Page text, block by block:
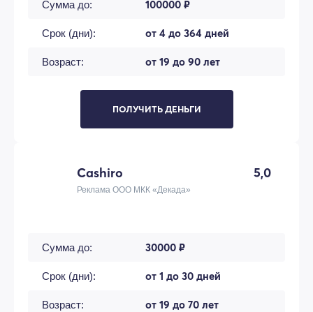
Сумма до: 100000 ₽
Срок (дни): от 4 до 364 дней
Возраст: от 19 до 90 лет
ПОЛУЧИТЬ ДЕНЬГИ
Cashiro 5,0
Реклама ООО МКК «Декада»
Сумма до: 30000 ₽
Срок (дни): от 1 до 30 дней
Возраст: от 19 до 70 лет